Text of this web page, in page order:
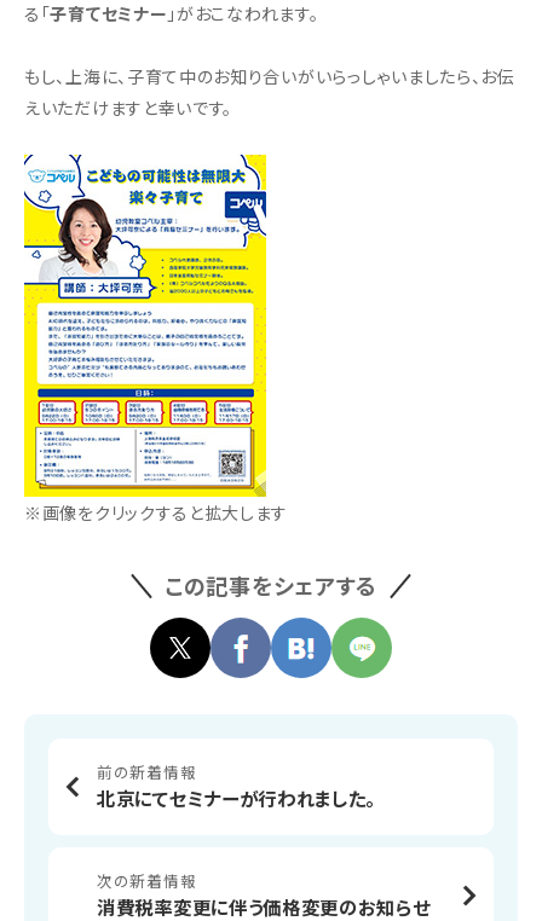
る「子育てセミナー 」がおこなわれます。
もし、上海に、子育て中のお知り合いがいらっしゃいましたら、お伝
えいただけますと幸いです。
※画像をクリックすると拡大します
この記事をシェアする
前の新着情報
北京にてセミナーが行われました。
次の新着情報
消費税率変更に伴う価格変更のお知らせ